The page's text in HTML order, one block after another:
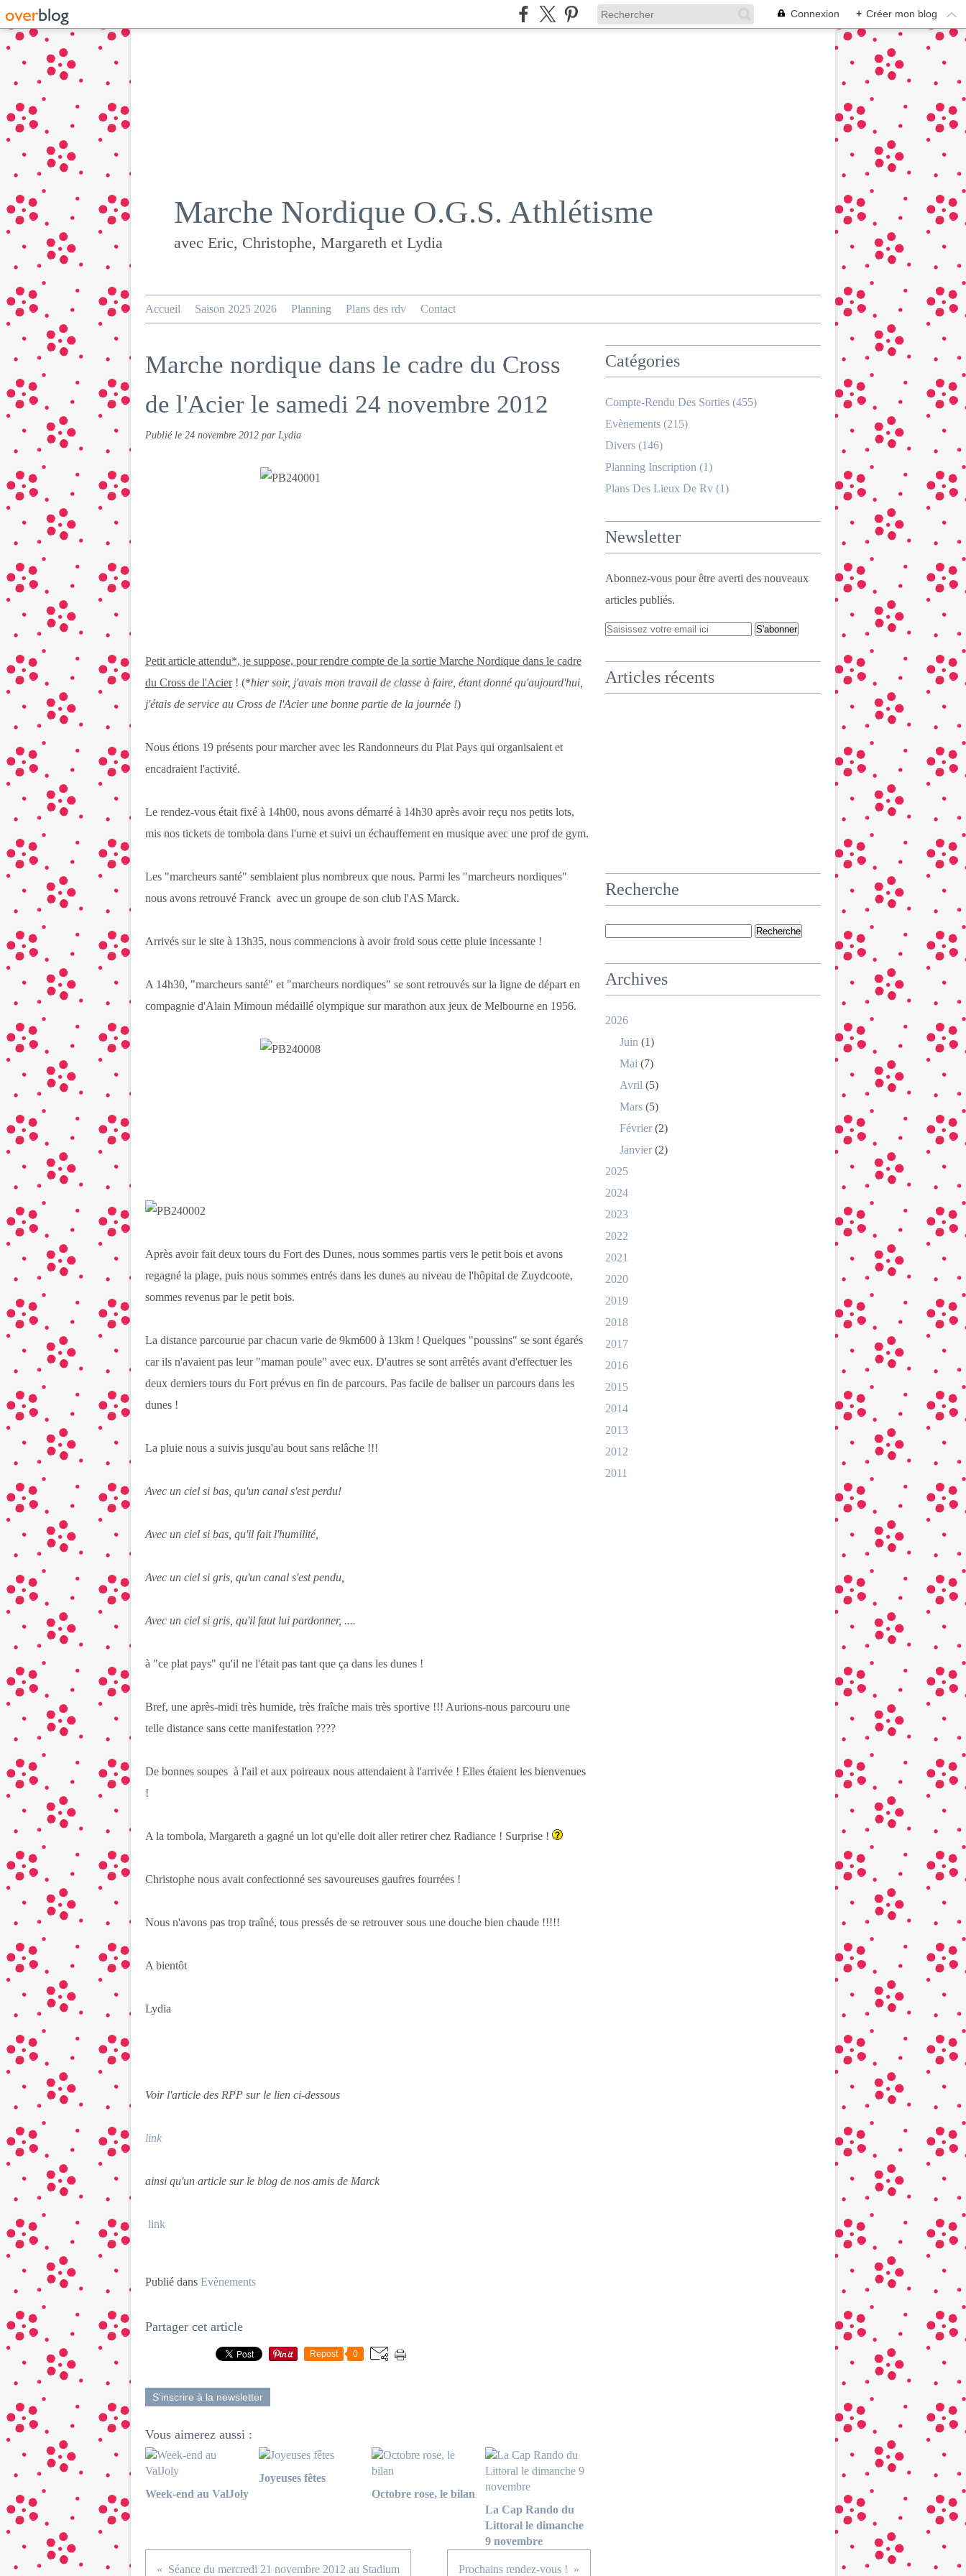
Connexion + Créer mon blog
Marche Nordique O.G.S. Athlétisme
avec Eric, Christophe, Margareth et Lydia
Accueil Saison 2025 2026 Planning Plans des rdv Contact
Marche nordique dans le cadre du Cross
de l'Acier le samedi 24 novembre 2012
Publié le 24 novembre 2012 par Lydia
Petit article attendu*, je suppose, pour rendre compte de la sortie Marche Nordique dans le cadre
du Cross de l'Acier! (*hier soir, j'avais mon travail de classe à faire, étant donné qu'aujourd'hui,
j'étais de service au Cross de l'Acier une bonne partie de la journée !)
Nous étions 19 présents pour marcher avec les Randonneurs du Plat Pays qui organisaient et
encadraient l'activité.
Le rendez-vous était fixé à 14h00, nous avons démarré à 14h30 après avoir reçu nos petits lots,
mis nos tickets de tombola dans l'urne et suivi un échauffement en musique avec une prof de gym.
Les "marcheurs santé" semblaient plus nombreux que nous. Parmi les "marcheurs nordiques"
nous avons retrouvé Franck avec un groupe de son club l'AS Marck.
Arrivés sur le site à 13h35, nous commencions à avoir froid sous cette pluie incessante !
A 14h30, "marcheurs santé" et "marcheurs nordiques" se sont retrouvés sur la ligne de départ en
compagnie d'Alain Mimoun médaillé olympique sur marathon aux jeux de Melbourne en 1956.
Après avoir fait deux tours du Fort des Dunes, nous sommes partis vers le petit bois et avons
regagné la plage, puis nous sommes entrés dans les dunes au niveau de l'hôpital de Zuydcoote,
sommes revenus par le petit bois.
La distance parcourue par chacun varie de 9km600 à 13km ! Quelques "poussins" se sont égarés
car ils n'avaient pas leur "maman poule" avec eux. D'autres se sont arrêtés avant d'effectuer les
deux derniers tours du Fort prévus en fin de parcours. Pas facile de baliser un parcours dans les
dunes !
La pluie nous a suivis jusqu'au bout sans relâche !!!
Avec un ciel si bas, qu'un canal s'est perdu!
Avec un ciel si bas, qu'il fait l'humilité,
Avec un ciel si gris, qu'un canal s'est pendu,
Avec un ciel si gris, qu'il faut lui pardonner, ....
à "ce plat pays" qu'il ne l'était pas tant que ça dans les dunes !
Bref, une après-midi très humide, très fraîche mais très sportive !!! Aurions-nous parcouru une
telle distance sans cette manifestation ????
De bonnes soupes à l'ail et aux poireaux nous attendaient à l'arrivée ! Elles étaient les bienvenues
!
A la tombola, Margareth a gagné un lot qu'elle doit aller retirer chez Radiance ! Surprise !
Christophe nous avait confectionné ses savoureuses gaufres fourrées !
Nous n'avons pas trop traîné, tous pressés de se retrouver sous une douche bien chaude !!!!!
A bientôt
Lydia
Voir l'article des RPP sur le lien ci-dessous
link
ainsi qu'un article sur le blog de nos amis de Marck
link
Publié dans Evènements
Partager cet article
Repost 0
S'inscrire à la newsletter
Vous aimerez aussi :
Week-end au ValJoly
Joyeuses fêtes
Octobre rose, le bilan
La Cap Rando du
Littoral le dimanche
9 novembre
Séance du mercredi 21 novembre 2012 au Stadium Prochains rendez-vous !
Catégories
Compte-Rendu Des Sorties (455)
Evènements (215)
Divers (146)
Planning Inscription (1)
Plans Des Lieux De Rv (1)
Newsletter
Abonnez-vous pour être averti des nouveaux
articles publiés.
Articles récents
Recherche
Archives
2026
Juin (1)
Mai (7)
Avril (5)
Mars (5)
Février (2)
Janvier (2)
2025
2024
2023
2022
2021
2020
2019
2018
2017
2016
2015
2014
2013
2012
2011